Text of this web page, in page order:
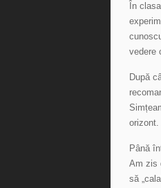
În
vedere
După
orizont.
Până
Am zis
să